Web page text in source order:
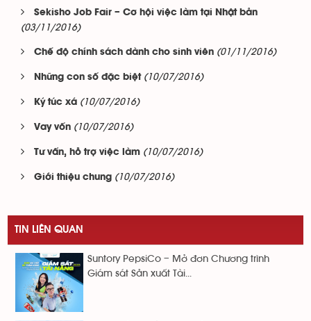
Sekisho Job Fair – Cơ hội việc làm tại Nhật bản
(03/11/2016)
Chế độ chính sách dành cho sinh viên (01/11/2016)
Những con số đặc biệt (10/07/2016)
Ký túc xá (10/07/2016)
Vay vốn (10/07/2016)
Tư vấn, hỗ trợ việc làm (10/07/2016)
Giới thiệu chung (10/07/2016)
TIN LIÊN QUAN
Suntory PepsiCo – Mở đơn Chương trình
Giám sát Sản xuất Tài...